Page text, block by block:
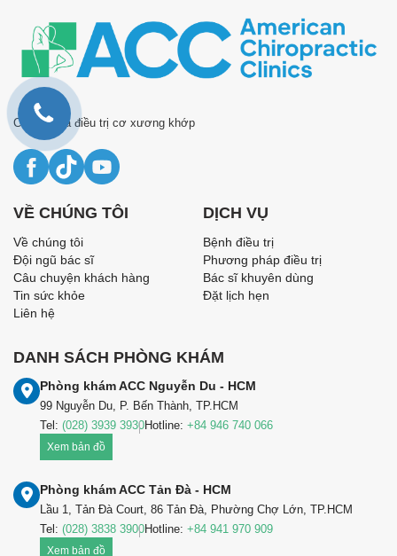
Chuyên gia điều trị cơ xương khớp
DANH SÁCH PHÒNG KHÁM
Phòng khám ACC Nguyễn Du - HCM
99 Nguyễn Du, P. Bến Thành, TP.HCM
Tel: (028) 3939 3930Hotline: +84 946 740 066
Xem bản đồ
Phòng khám ACC Tản Đà - HCM
Lầu 1, Tản Đà Court, 86 Tản Đà, Phường Chợ Lớn, TP.HCM
Tel: (028) 3838 3900Hotline: +84 941 970 909
Xem bản đồ
VỀ CHÚNG TÔI
Về chúng tôi
Đội ngũ bác sĩ
Câu chuyện khách hàng
Tin sức khỏe
Liên hệ
DỊCH VỤ
Bệnh điều trị
Phương pháp điều trị
Bác sĩ khuyên dùng
Đặt lịch hẹn